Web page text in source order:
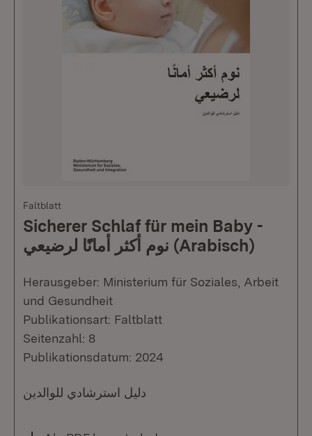
Faltblatt
Sicherer Schlaf für mein Baby -
نوم أكثر أمانًًا لرضيعي (Arabisch)
Herausgeber: Ministerium für Soziales, Arbeit
und Gesundheit
Publikationsart: Faltblatt
Seitenzahl: 8
Publikationsdatum: 2024
دليل استرشادي للوالدين